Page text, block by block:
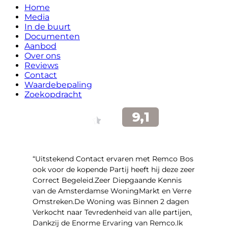
Home
Media
In de buurt
Documenten
Aanbod
Over ons
Reviews
Contact
Waardebepaling
Zoekopdracht
“Uitstekend Contact ervaren met Remco Bos
ook voor de kopende Partij heeft hij deze zeer
Correct Begeleid.Zeer Diepgaande Kennis
van de Amsterdamse WoningMarkt en Verre
Omstreken.De Woning was Binnen 2 dagen
Verkocht naar Tevredenheid van alle partijen,
Dankzij de Enorme Ervaring van Remco.Ik